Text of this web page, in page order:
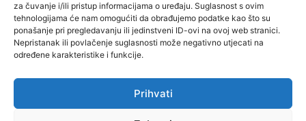
za čuvanje i/ili pristup informacijama o uređaju. Suglasnost s ovim
tehnologijama će nam omogućiti da obrađujemo podatke kao što su
ponašanje pri pregledavanju ili jedinstveni ID-ovi na ovoj web stranici.
Nepristanak ili povlačenje suglasnosti može negativno utjecati na
određene karakteristike i funkcije.
Prihvati
Spremite moje ime, e-poštu i web-lokaciju u ovom
pregledniku sljedeći put kada komentarirate.